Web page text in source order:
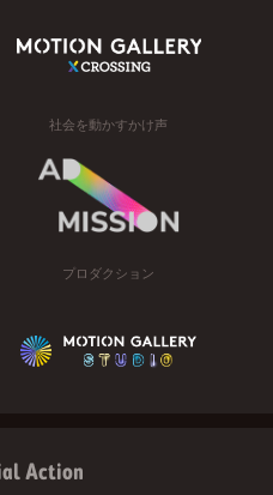
社会を動かすかけ声
プロダクション
Action